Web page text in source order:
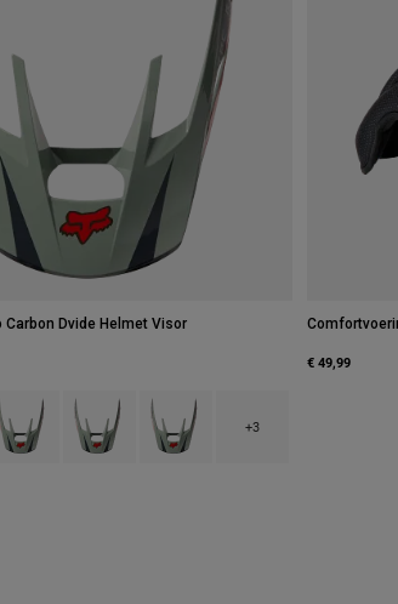
Carbon Dvide Helmet Visor
type of Zwart.
swatch type of Stofblauw.
Product swatch type of Eucalyptus groen.
Product swatch type of
+3
€ 49,99